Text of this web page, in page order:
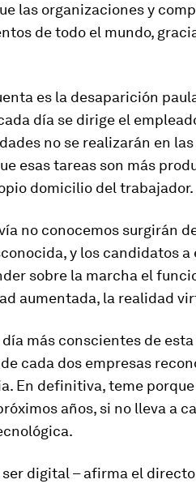
las organizaciones y
de todo el mundo,
es la desaparición
día se dirige el
no se realizarán en
esas tareas son más
domicilio del trabajador.
no conocemos surgirán
y los candidatos a
sobre la marcha el
aumentada, la realidad
más conscientes de
cada dos empresas
En definitiva, teme
años, si no lleva a
ser digital – afirma el